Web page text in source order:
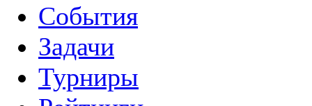
События
Задачи
Турниры